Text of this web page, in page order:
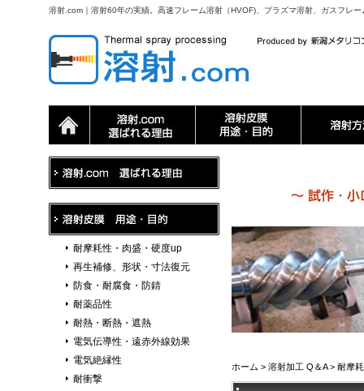
溶射.com｜溶射60年の実績。高速フレーム溶射（HVOF)、プラズマ溶射、ガスフレ
ホーム > 溶射加工 Q＆A> 耐摩
耐摩耗性・肉盛・硬度up
再生補修、形状・寸法復元
防食・耐腐食・防錆
耐薬品性
耐熱・断熱・遮熱
電気伝導性・遠赤外線効果
電気絶縁性
耐衝撃